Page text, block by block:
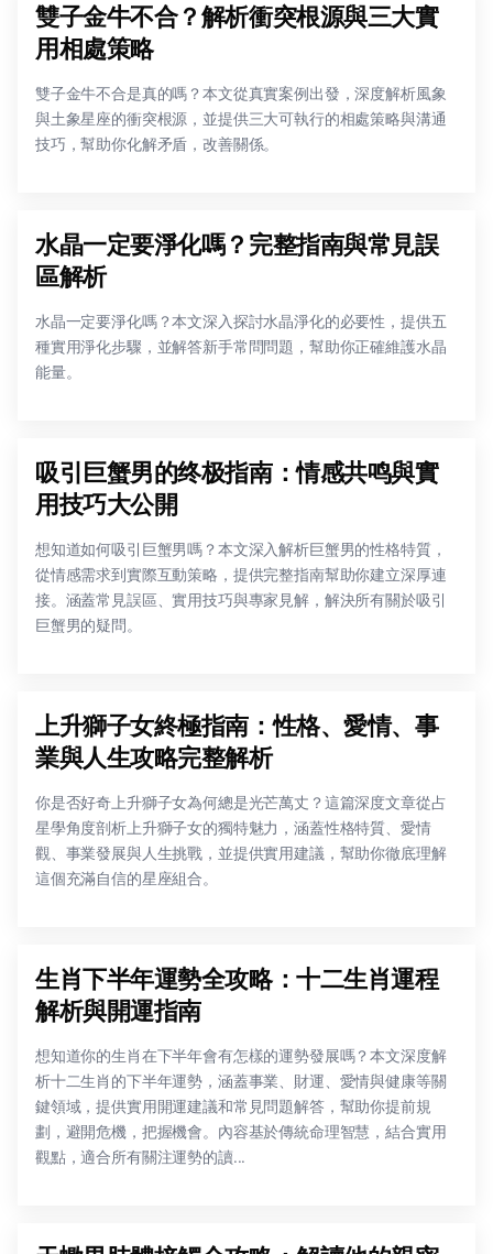
雙子金牛不合？解析衝突根源與三大實
用相處策略
雙子金牛不合是真的嗎？本文從真實案例出發，深度解析風象
與土象星座的衝突根源，並提供三大可執行的相處策略與溝通
技巧，幫助你化解矛盾，改善關係。
水晶一定要淨化嗎？完整指南與常見誤
區解析
水晶一定要淨化嗎？本文深入探討水晶淨化的必要性，提供五
種實用淨化步驟，並解答新手常問問題，幫助你正確維護水晶
能量。
吸引巨蟹男的终极指南：情感共鸣與實
用技巧大公開
想知道如何吸引巨蟹男嗎？本文深入解析巨蟹男的性格特質，
從情感需求到實際互動策略，提供完整指南幫助你建立深厚連
接。涵蓋常見誤區、實用技巧與專家見解，解決所有關於吸引
巨蟹男的疑問。
上升獅子女終極指南：性格、愛情、事
業與人生攻略完整解析
你是否好奇上升獅子女為何總是光芒萬丈？這篇深度文章從占
星學角度剖析上升獅子女的獨特魅力，涵蓋性格特質、愛情
觀、事業發展與人生挑戰，並提供實用建議，幫助你徹底理解
這個充滿自信的星座組合。
生肖下半年運勢全攻略：十二生肖運程
解析與開運指南
想知道你的生肖在下半年會有怎樣的運勢發展嗎？本文深度解
析十二生肖的下半年運勢，涵蓋事業、財運、愛情與健康等關
鍵領域，提供實用開運建議和常見問題解答，幫助你提前規
劃，避開危機，把握機會。內容基於傳統命理智慧，結合實用
觀點，適合所有關注運勢的讀...